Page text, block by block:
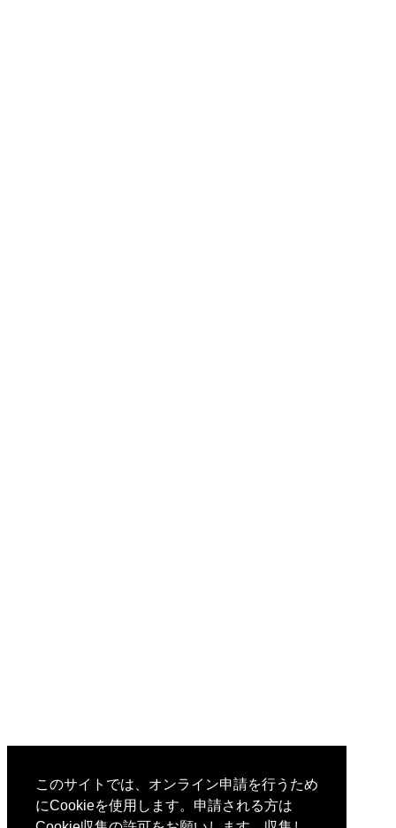
このサイトでは、オンライン申請を行うため
にCookieを使用します。申請される方は